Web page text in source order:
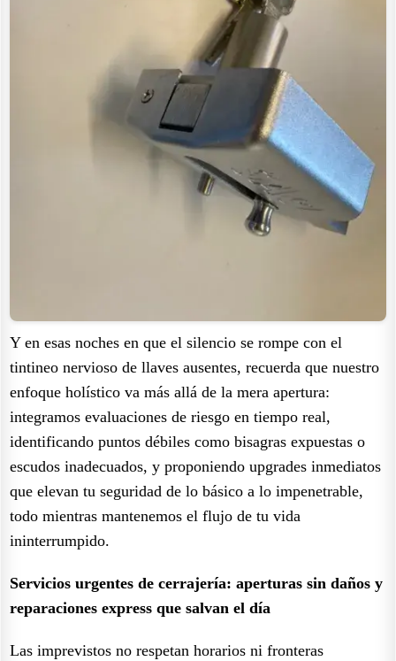
Y en esas noches en que el silencio se rompe con el
tintineo nervioso de llaves ausentes, recuerda que nuestro
enfoque holístico va más allá de la mera apertura:
integramos evaluaciones de riesgo en tiempo real,
identificando puntos débiles como bisagras expuestas o
escudos inadecuados, y proponiendo upgrades inmediatos
que elevan tu seguridad de lo básico a lo impenetrable,
todo mientras mantenemos el flujo de tu vida
ininterrumpido.
Servicios urgentes de cerrajería: aperturas sin daños y
reparaciones express que salvan el día
Las imprevistos no respetan horarios ni fronteras